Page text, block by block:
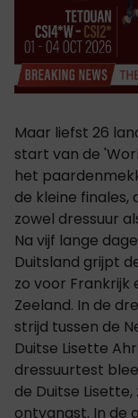
Maar liefst 26
start van de
het
de kleine
zowel dressuur
Na vijf lange
Duitsland grijpt
zo voor Frankrijk
Zeeland. In de
strijd tussen de
Duitse Lisette
dressuurtest
de Duitse
ontvangst. In de